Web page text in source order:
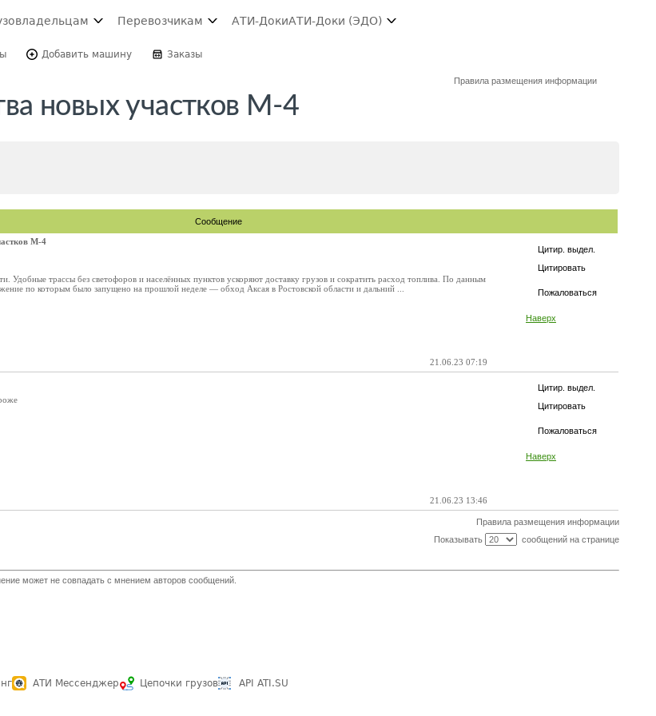
Перевозчикам АТИ-ДокиАТИ-Доки (ЭДО)
Добавить машину Заказы
Правила размещения информации
новых участков М-4
Сообщение
Цитир. выдел.
Цитировать
Пожаловаться
Наверх
М-4
Удобные трассы без светофоров и населённых пунктов ускоряют доставку грузов и сократить расход топлива. По данным
по которым было запущено на прошлой неделе — обход Аксая в Ростовской области и дальний ...
21.06.23 07:19
Цитир. выдел.
Цитировать
Пожаловаться
Наверх
21.06.23 13:46
Правила размещения информации
Показывать
сообщений на странице
может не совпадать с мнением авторов сообщений.
АТИ Мессенджер Цепочки грузов API ATI.SU